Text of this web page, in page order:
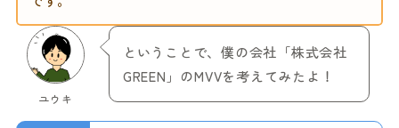
ユウキ
ということで、僕の会社「株式会社
GREEN」のMVVを考えてみたよ！